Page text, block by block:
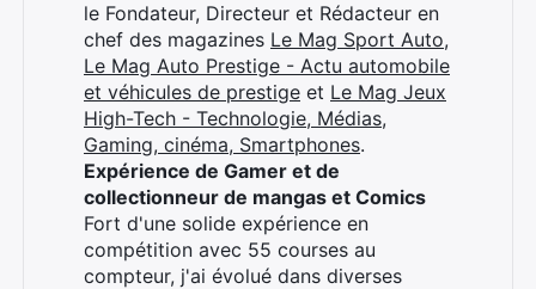
le Fondateur, Directeur et Rédacteur en
chef des magazines Le Mag Sport Auto,
Le Mag Auto Prestige - Actu automobile
et véhicules de prestige et Le Mag Jeux
High-Tech - Technologie, Médias,
Gaming, cinéma, Smartphones.
Expérience de Gamer et de
collectionneur de mangas et Comics
Fort d'une solide expérience en
compétition avec 55 courses au
compteur, j'ai évolué dans diverses